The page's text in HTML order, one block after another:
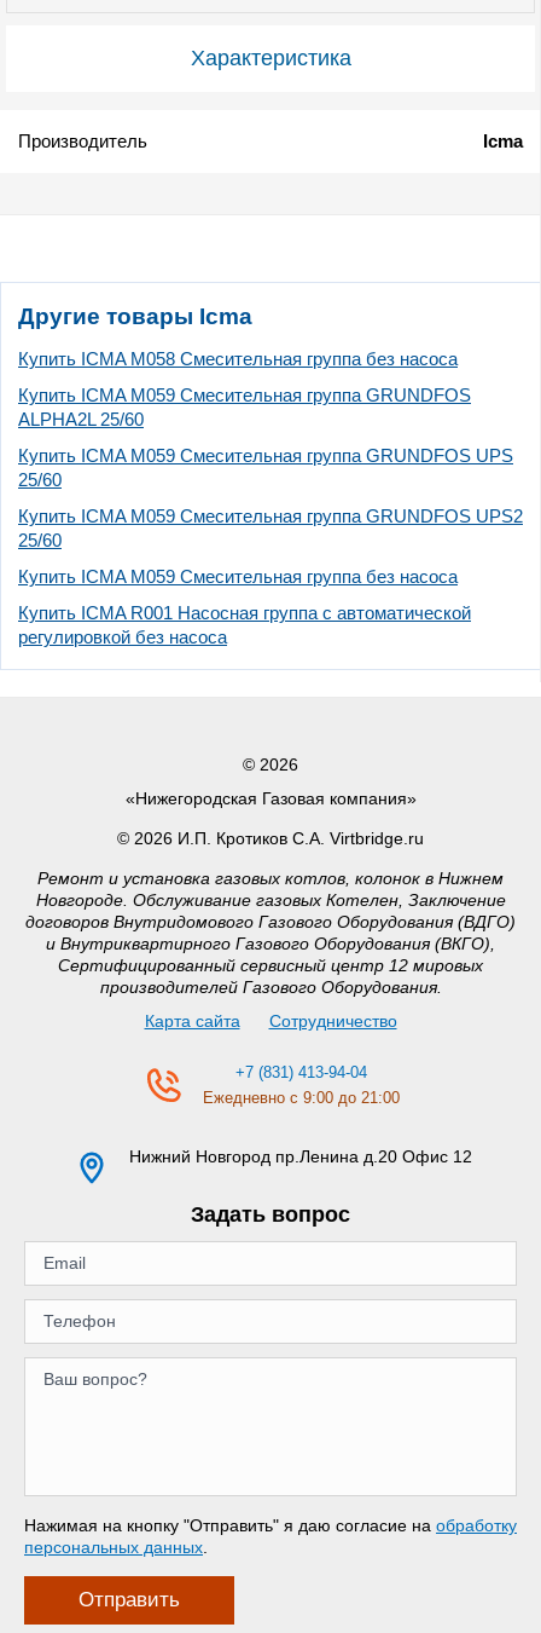
Характеристика
Производитель Icma
Другие товары Icma
Купить ICMA M058 Смесительная группа без насоса
Купить ICMA M059 Смесительная группа GRUNDFOS
ALPHA2L 25/60
Купить ICMA M059 Смесительная группа GRUNDFOS UPS
25/60
Купить ICMA M059 Смесительная группа GRUNDFOS UPS2
25/60
Купить ICMA M059 Смесительная группа без насоса
Купить ICMA R001 Насосная группа с автоматической
регулировкой без насоса
© 2026
«Нижегородская Газовая компания»
© 2026 И.П. Кротиков С.А. Virtbridge.ru
Ремонт и установка газовых котлов, колонок в Нижнем
Новгороде. Обслуживание газовых Котелен, Заключение
договоров Внутридомового Газового Оборудования (ВДГО)
и Внутриквартирного Газового Оборудования (ВКГО),
Сертифицированный сервисный центр 12 мировых
производителей Газового Оборудования.
Карта сайта
Сотрудничество
+7 (831) 413-94-04
Ежедневно с 9:00 до 21:00
Нижний Новгород пр.Ленина д.20 Офис 12
Задать вопрос
Нажимая на кнопку "Отправить" я даю согласие на обработку
персональных данных
Отправить